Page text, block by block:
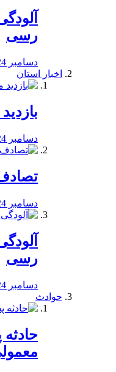
رسی
دسامبر 24, 2019
اخبار استان
دسامبر 24, 2019
دسامبر 24, 2019
رسی
دسامبر 24, 2019
حوادث